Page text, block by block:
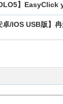
】EasyClick
卓/IOS USB版】